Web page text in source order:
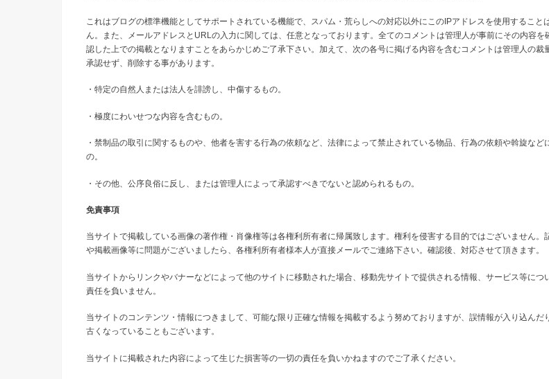
これはブログの標準機能としてサポートされている機能で、スパム・荒らしへの対応以外にこのIPアドレスを使用すること
ん。また、メールアドレスとURLの入力に関しては、任意となっております。全てのコメントは管理人が事前にその内容を
認した上での掲載となりますことをあらかじめご了承下さい。加えて、次の各号に掲げる内容を含むコメントは管理人の裁
承認せず、削除する事があります。
・特定の自然人または法人を誹謗し、中傷するもの。
・極度にわいせつな内容を含むもの。
・禁制品の取引に関するものや、他者を害する行為の依頼など、法律によって禁止されている物品、行為の依頼や斡旋など
の。
・その他、公序良俗に反し、または管理人によって承認すべきでないと認められるもの。
免責事項
当サイトで掲載している画像の著作権・肖像権等は各権利所有者に帰属致します。権利を侵害する目的ではございません。
や掲載画像等に問題がございましたら、各権利所有者様本人が直接メールでご連絡下さい。確認後、対応させて頂きます。
当サイトからリンクやバナーなどによって他のサイトに移動された場合、移動先サイトで提供される情報、サービス等につ
責任を負いません。
当サイトのコンテンツ・情報につきまして、可能な限り正確な情報を掲載するよう努めておりますが、誤情報が入り込んだ
古くなっていることもございます。
当サイトに掲載された内容によって生じた損害等の一切の責任を負いかねますのでご了承ください。